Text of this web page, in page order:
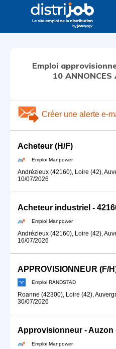
Emploi
10 ANNONCES
Créer une alerte e-
Acheteur (H/F)
Emploi Manpower
Andrézieux (42160), Loire (42),
10/07/2026
Acheteur industriel -
Emploi Manpower
Andrézieux (42160), Loire (42),
16/07/2026
APPROVISIONNEUR (F/
Emploi RANDSTAD
Roanne (42300), Loire (42),
30/07/2026
Approvisionneur - Auzon
Emploi Manpower